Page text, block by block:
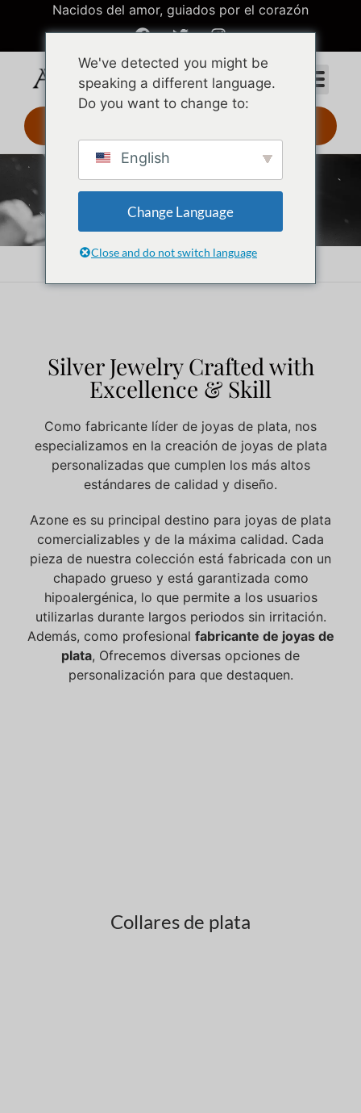
Nacidos del amor, guiados por el corazón
Joyas de plata
Inicio Joyas de plata
Silver Jewelry Crafted with
Excellence & Skill
Como fabricante líder de joyas de plata, nos
especializamos en la creación de joyas de plata
personalizadas que cumplen los más altos
estándares de calidad y diseño.
Azone es su principal destino para joyas de plata
comercializables y de la máxima calidad. Cada
pieza de nuestra colección está fabricada con un
chapado grueso y está garantizada como
hipoalergénica, lo que permite a los usuarios
utilizarlas durante largos periodos sin irritación.
Además, como profesional fabricante de joyas de
plata, Ofrecemos diversas opciones de
personalización para que destaquen.
Collares de plata
We've detected you might be
speaking a different language.
Do you want to change to:
English
Change Language
Close and do not switch language